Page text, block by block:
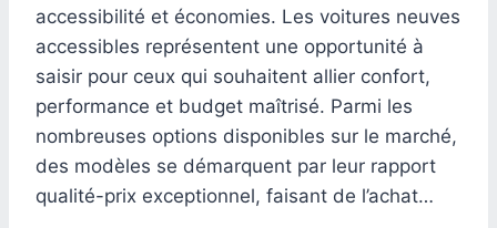
accessibilité et économies. Les voitures neuves
accessibles représentent une opportunité à
saisir pour ceux qui souhaitent allier confort,
performance et budget maîtrisé. Parmi les
nombreuses options disponibles sur le marché,
des modèles se démarquent par leur rapport
qualité-prix exceptionnel, faisant de l’achat…